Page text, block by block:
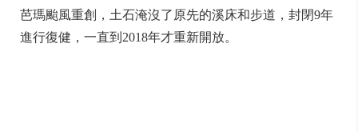
芭瑪颱風重創，土石淹沒了原先的溪床和步道，封閉9年
進行復健，一直到2018年才重新開放。